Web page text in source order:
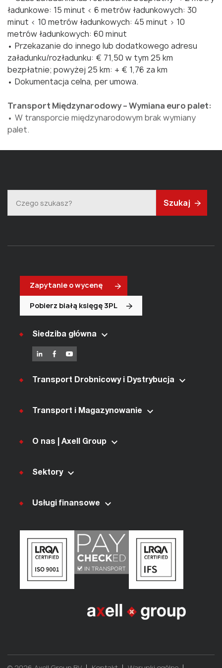
ładunkowe: 15 minut < 6 metrów ładunkowych: 30
minut < 10 metrów ładunkowych: 45 minut > 10
metrów ładunkowych: 60 minut
• Przekazanie do innego lub dodatkowego adresu
załadunku/rozładunku: € 71,50 w tym 25 km
bezpłatnie; powyżej 25 km: + € 1,76 za km
• Dokumentacja celna, per umowa.
Transport Międzynarodowy – Wymiana euro palet:
• W transporcie międzynarodowym brak wymiany
palet.
Szukaj
Zapytanie o wycenę
Pobierz białą księgę 3PL
Siedziba główna
Transport Drobnicowy i Dystrybucja
Transport i Magazynowanie
O nas | Axell Group
Sektory
Usługi finansowe